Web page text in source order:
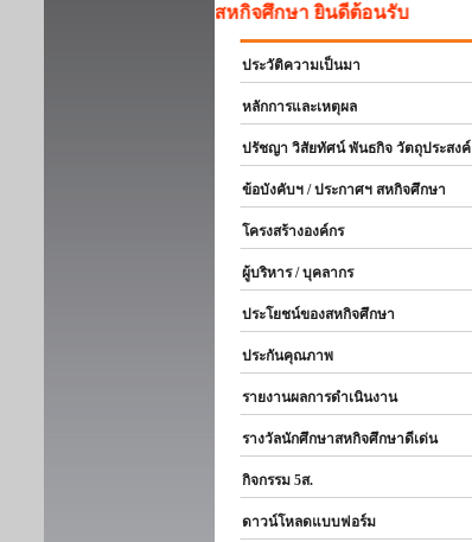
สหกิจศึกษา ยินดีต้อนรับ
ประวัติความเป็นมา
หลักการและเหตุผล
ปรัชญา วิสัยทัศน์ พันธกิจ วัตถุประสงค์
ข้อบังคับฯ / ประกาศฯ สหกิจศึกษา
โครงสร้างองค์กร
ผู้บริหาร / บุคลากร
ประโยชน์ของสหกิจศึกษา
ประกันคุณภาพ
รายงานผลการดำเนินงาน
รางวัลนักศึกษาสหกิจศึกษาดีเด่น
กิจกรรม 5ส.
ดาวน์โหลดแบบฟอร์ม